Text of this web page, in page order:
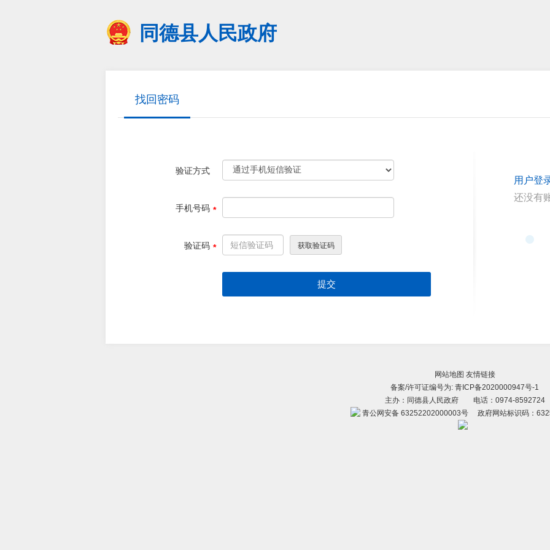
同德县人民政府
找回密码
验证方式
手机号码
验证码
提交
用户登
还没有
网站地图 友情链接
备案/许可证编号为: 青ICP备2020000947号-1
主办：同德县人民政府 电话：0974-8592724
青公网安备 63252202000003号政府网站标识码：